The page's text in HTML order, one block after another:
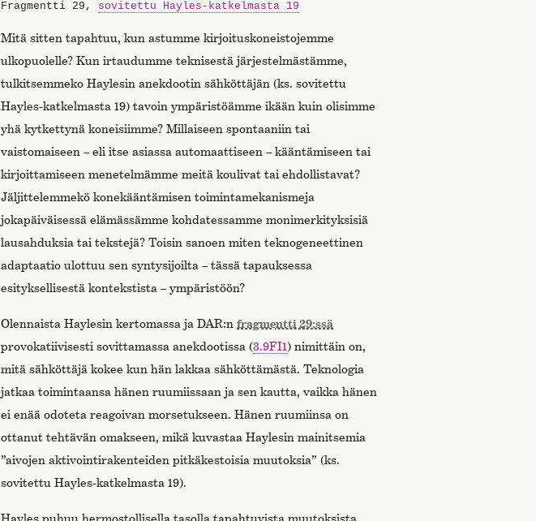
Fragmentti 29, sovitettu Hayles-katkelmasta 19
Mitä sitten tapahtuu, kun astumme kirjoituskoneistojemme
ulkopuolelle? Kun irtaudumme teknisestä järjestelmästämme,
tulkitsemmeko Haylesin anekdootin sähköttäjän (ks. sovitettu
Hayles-katkelmasta 19) tavoin ympäristöämme ikään kuin olisimme
yhä kytkettynä koneisiimme? Millaiseen spontaaniin tai
vaistomaiseen – eli itse asiassa automaattiseen – kääntämiseen tai
kirjoittamiseen menetelmämme meitä koulivat tai ehdollistavat?
Jäljittelemmekö konekääntämisen toimintamekanismeja
jokapäiväisessä elämässämme kohdatessamme monimerkityksisiä
lausahduksia tai tekstejä? Toisin sanoen miten teknogeneettinen
adaptaatio ulottuu sen syntysijoilta – tässä tapauksessa
esityksellisestä kontekstista – ympäristöön?
Olennaista Haylesin kertomassa ja DAR:n fragmentti 29:ssä
provokatiivisesti sovittamassa anekdootissa (3.9FI1) nimittäin on,
mitä sähköttäjä kokee kun hän lakkaa sähköttämästä. Teknologia
jatkaa toimintaansa hänen ruumiissaan ja sen kautta, vaikka hänen
ei enää odoteta reagoivan morsetukseen. Hänen ruumiinsa on
ottanut tehtävän omakseen, mikä kuvastaa Haylesin mainitsemia
”aivojen aktivointirakenteiden pitkäkestoisia muutoksia” (ks.
sovitettu Hayles-katkelmasta 19).
Hayles puhuu hermostollisella tasolla tapahtuvista muutoksista,